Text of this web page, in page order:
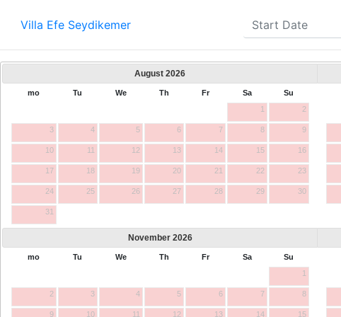
Villa Efe Seydikemer
August 2026
mo Tu We Th Fr Sa
Su
1
2
3 4 5 6 7 8 9
10 11 12 13 14 15 16
17 18 19 20 21 22 23
24 25 26 27 28 29 30
31
November 2026
mo Tu We Th Fr Sa
Su
1
2 3 4 5 6 7 8
9 10 11 12 13 14 15